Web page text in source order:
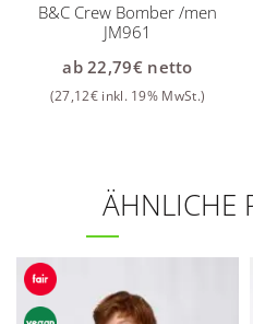
B&C Crew Bomber /men
JM961
ab22,79€netto
(27,12€ inkl. 19% MwSt.)
ÄHNLICHE